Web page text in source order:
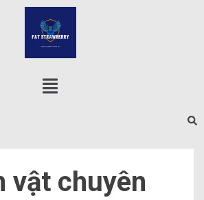
vật chuyên